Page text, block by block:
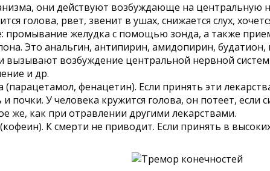
они действуют возбуждающе на
голова, рвет, звенит в ушах, снижается слух,
промывание желудка с помощью зонда, а также
Это анальгин, антипирин, амидопирин,
вызывают возбуждение центральной нервной
и др.
фенацетин). Если принять эти
почки. У человека кружится голова, он потеет, если
же, как при отравлении другими лекарствами.
К смерти не приводит. Если принять в